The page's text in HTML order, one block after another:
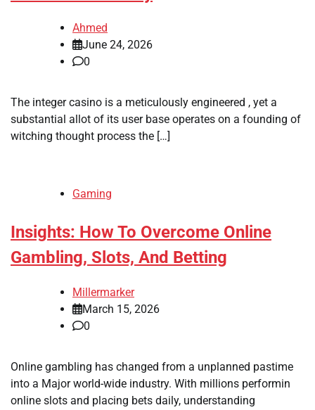
Ahmed
June 24, 2026
0
The integer casino is a meticulously engineered , yet a
substantial allot of its user base operates on a founding of
witching thought process the […]
Gaming
Insights: How To Overcome Online
Gambling, Slots, And Betting
Millermarker
March 15, 2026
0
Online gambling has changed from a unplanned pastime
into a Major world-wide industry. With millions performin
online slots and placing bets daily, understanding